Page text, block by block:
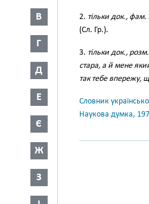
В
Г
Д
Е
Є
Ж
З
2. тільки док., фам.
(Сл. Гр.).
3. тільки док., розм.
стара, а й мене
так тебе впережу,
Словник
Наукова думка,